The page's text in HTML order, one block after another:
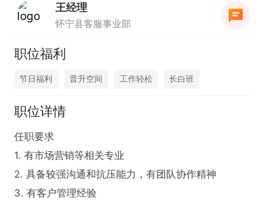
王经理
怀宁县客服事业部
职位福利
节日福利 晋升空间 工作轻松 长白班
职位详情
任职要求
1. 有市场营销等相关专业
2. 具备较强沟通和抗压能力，有团队协作精神
3. 有客户管理经验